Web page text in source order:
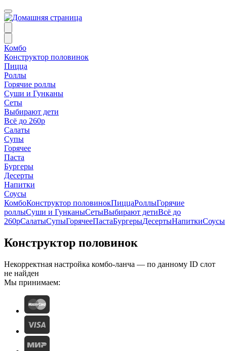
Комбо
Конструктор половинок
Пицца
Роллы
Горячие роллы
Суши и Гунканы
Сеты
Выбирают дети
Всё до 260р
Салаты
Супы
Горячее
Паста
Бургеры
Десерты
Напитки
Соусы
КомбоКонструктор половинокПиццаРоллыГорячие
роллыСуши и ГунканыСетыВыбирают детиВсё до
260рСалатыСупыГорячееПастаБургерыДесертыНапиткиСоусы
Конструктор половинок
Некорректная настройка комбо-ланча — по данному ID слот
не найден
Мы принимаем: